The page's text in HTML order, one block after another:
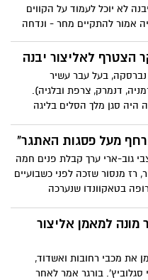
לא יוכל לעמוד על הקווים
אמור להתקיים מחר - ונדחה
הקבוצה יעברו בדיקות
מהירה!
הצטרף לאליצור יבנה
נברסקה, בעל עבר עשיר
דנמרק, צרפת ובלגיה).
היה סגן מלך הסלים בליגה
בבנפיקה ליסבון בה היה
ידוע כשחקן אתלטי, אגרסיבי
לטבעות ולקלוע באחוזים טובים
מעל פסגות האתגר"
גוב-ארי ערך קבלת פנים חמה
רז מנסור שזכה לפני כשבועיים
בטאקוונדו שנערכה
השאיפה והמאמץ למצוינות
אני מאחל לך בשם כל תושבי העיר
מעל פסגות האתגר אל ההישג
מונה למאמן אליצור
את מכבי רחובות ואשדוד,
סגלוביץ'. בורגר אמר לאחר